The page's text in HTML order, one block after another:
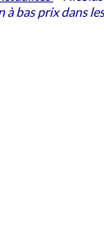
à bas prix dans